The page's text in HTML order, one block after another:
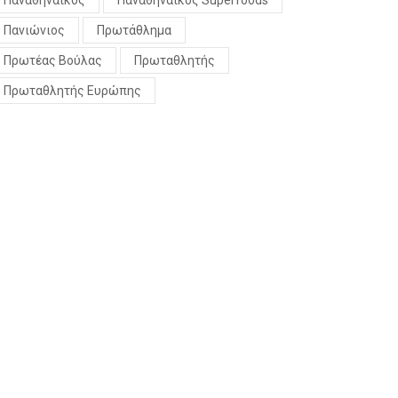
Πανιώνιος Πρωτάθλημα
Πρωτέας Βούλας Πρωταθλητής
Πρωταθλητής Ευρώπης